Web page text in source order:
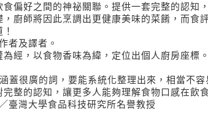
偏好之間的神祕關聯。提供一套完整的認知
廚師將因此烹調出更健康美味的菜餚，而食
者及譯者。
經，以食物香味為緯，定位出個人廚房座標。
蓋很廣的詞，要能系統化整理出來，相當不容
整的認知，讓更多人能夠理解食物口感在飲
臺灣大學食品科技研究所名譽教授